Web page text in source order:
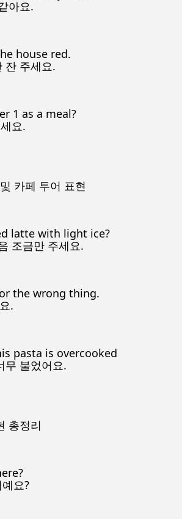
아요.
house red.
잔 주세요.
1 as a meal?
요.
카페 투어 표현
latte with light ice?
조금만 주세요.
the wrong thing.
.
pasta is overcooked
무 불었어요.
총정리
요?